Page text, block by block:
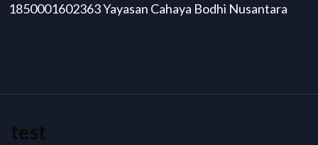
1850001602363 Yayasan Cahaya Bodhi Nusantara
test